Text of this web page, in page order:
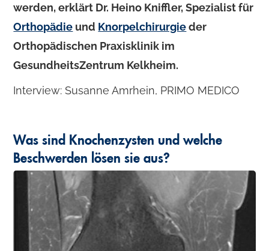
werden, erklärt Dr. Heino Kniffler, Spezialist für
Orthopädie und Knorpelchirurgieder
Orthopädischen Praxisklinik im
GesundheitsZentrum Kelkheim.
Interview: Susanne Amrhein, PRIMO MEDICO
Was sind Knochenzysten und welche
Beschwerden lösen sie aus?